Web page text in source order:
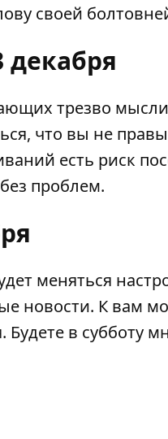
своей
декабря
трезво
что вы не
есть риск
проблем.
меняться
новости. К вам
Будете в субботу